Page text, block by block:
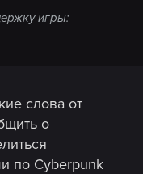
игры:
слова от
о
по Cyberpunk